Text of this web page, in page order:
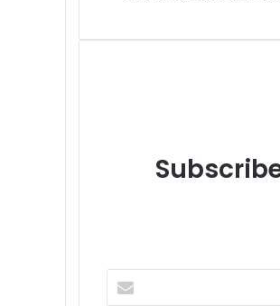
cím